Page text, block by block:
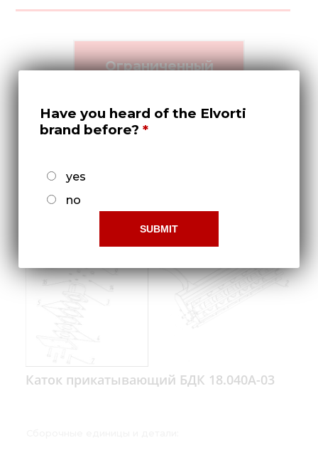
Ограниченный
Что-бы получить права
доступа нужно -
Зарегистрироваться!
Каток прикатывающий БДК 18.040А-03
Have you heard of the Elvorti
brand before?
yes
no